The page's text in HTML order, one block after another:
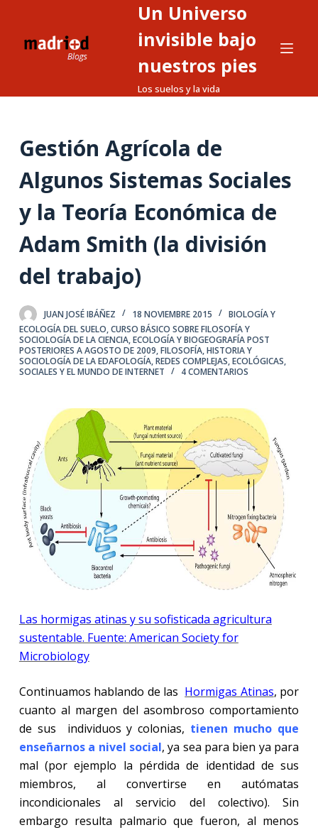
o
n
o
Un Universo
invisible bajo
nuestros pies
Los suelos y la vida
Gestión Agrícola de
Algunos Sistemas Sociales
y la Teoría Económica de
Adam Smith (la división
del trabajo)
JUAN JOSÉ IBÁÑEZ 18 NOVIEMBRE 2015
BIOLOGÍA Y
ECOLOGÍA DEL SUELO,CURSO BÁSICO SOBRE FILOSOFÍA Y
SOCIOLOGÍA DE LA CIENCIA,ECOLOGÍA Y BIOGEOGRAFÍA POST
POSTERIORES A AGOSTO DE 2009,FILOSOFÍA, HISTORIA Y
SOCIOLOGÍA DE LA EDAFOLOGÍA,REDES COMPLEJAS, ECOLÓGICAS,
SOCIALES Y EL MUNDO DE INTERNET
4 COMENTARIOS
Las hormigas atinas y su sofisticada agricultura
sustentable. Fuente: American Society for
Microbiology
Continuamos hablando de las Hormigas Atinas, por
cuanto al margen del asombroso comportamiento
de sus
individuos y colonias, tienen mucho que
enseñarnos a nivel social, ya sea para bien ya para
mal (por ejemplo la pérdida de identidad de sus
miembros, al convertirse en autómatas
incondicionales al servicio del colectivo). Sin
embargo resulta palmario que fueron, al menos